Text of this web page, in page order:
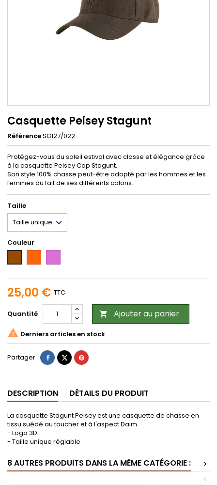
Casquette Peisey Stagunt
RéférenceSG127/022
Protégez-vous du soleil estival avec classe et élégance grâce
à la casquette Peisey Cap Stagunt.
Son style 100% chasse peut-être adopté par les hommes et les
femmes du fait de ses différents coloris.
Taille
Couleur
Uni
25,00 € TTC
Quantité  Ajouter au panier
 Derniers articles en stock
Partager PartagerTweetPinterest
DESCRIPTION DÉTAILS DU PRODUIT
La casquette Stagunt Peisey est une casquette de chasse en
tissu suédé au toucher et à l'aspect Daim.
- Logo 3D
- Taille unique réglable
8 AUTRES PRODUITS DANS LA MÊME CATÉGORIE :
>
<